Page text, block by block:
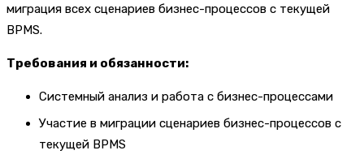
миграция всех сценариев бизнес-процессов с текущей
BPMS.
Требования и обязанности:
Системный анализ и работа с бизнес-процессами
Участие в миграции сценариев бизнес-процессов с
текущей BPMS